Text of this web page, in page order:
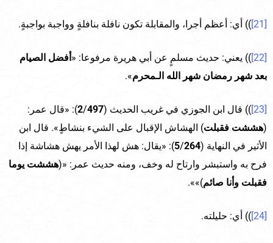
[21] )) أي: أعظم أجرا، والمقابلة تكون نافلة بنافلةٍ وواجبة بواجبةٍ.
[22] )) يعني: حديث مسلمٍ عن أبي هريرة مرفوعا: « أفضل الصيام
بعد شهر رمضان شهر الله الـمحرم».
[23] )) قال ابن الجوزي في غريب الحديث ( 2/497
): «قال عمر:
(هششت فقبلت) الهشاش الإقبال على الشيء بنشاطٍ». قال ابن
الأثير في النهاية (
5/264
): «يقال: هش لهذا الأمر يهش هشاشة إذا
فرح به واستبشر وارتاح له وخف، ومنه حديث عمر: «(هششت يوما
فقبلت وأنا صائم)»».
[24] )) أي: حليلته.